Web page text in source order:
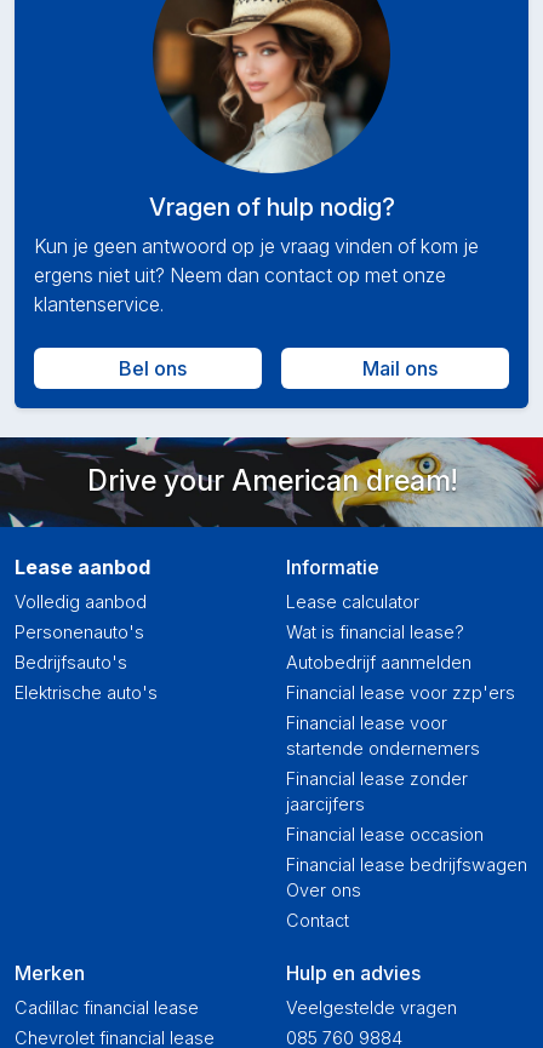
Vragen of hulp nodig?
Kun je geen antwoord op je vraag vinden of kom je
ergens niet uit? Neem dan contact op met onze
klantenservice.
Bel ons Mail ons
Drive your American dream!
Lease aanbod
Volledig aanbod
Personenauto's
Bedrijfsauto's
Elektrische auto's
Merken
Cadillac financial lease
Chevrolet financial lease
Informatie
Lease calculator
Wat is financial lease?
Autobedrijf aanmelden
Financial lease voor zzp'ers
Financial lease voor
startende ondernemers
Financial lease zonder
jaarcijfers
Financial lease occasion
Financial lease bedrijfswagen
Over ons
Contact
Hulp en advies
Veelgestelde vragen
085 760 9884